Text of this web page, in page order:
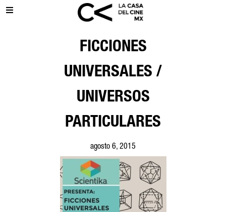
FICCIONES
UNIVERSALES /
UNIVERSOS
PARTICULARES
agosto 6, 2015